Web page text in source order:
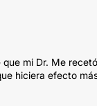
mi Dr. Me
hiciera efecto